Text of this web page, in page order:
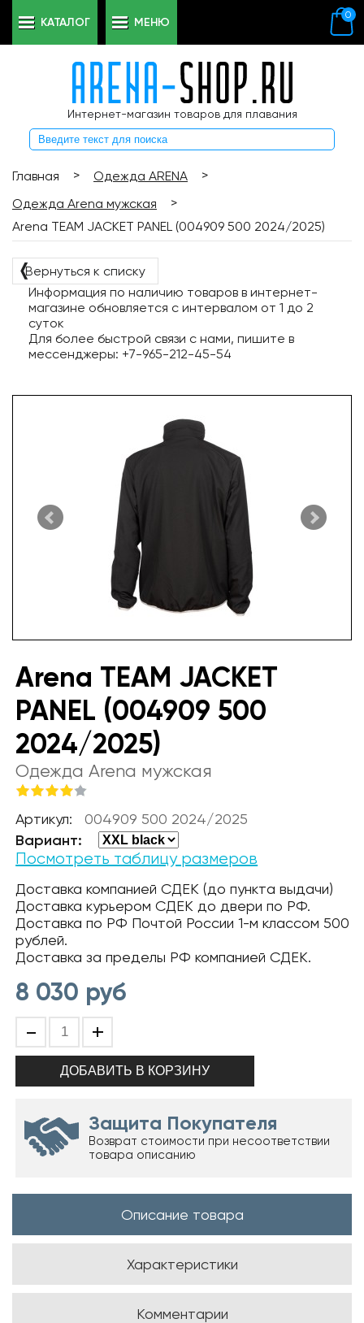
Интернет-магазин товаров для плавания
0
КАТАЛОГ МЕНЮ
Главная > Одежда ARENA
>
Одежда Arena мужская
>
Arena TEAM JACKET PANEL (004909 500 2024/2025)
❬Вернуться к списку
Информация по наличию товаров в интернет-
магазине обновляется с интервалом от 1 до 2
суток
Для более быстрой связи с нами, пишите в
мессенджеры: +7-965-212-45-54
Arena TEAM JACKET
PANEL (004909 500
2024/2025)
Одежда Arena мужская
Артикул: 004909 500 2024/2025
Вариант:
Посмотреть таблицу размеров
Доставка компанией СДЕК (до пункта выдачи)
Доставка курьером СДЕК до двери по РФ.
Доставка по РФ Почтой России 1-м классом 500
рублей.
Доставка за пределы РФ компанией СДЕК.
8 030 руб
- +
Защита Покупателя
Возврат стоимости при несоответствии
товара описанию
Описание товара
Характеристики
Комментарии